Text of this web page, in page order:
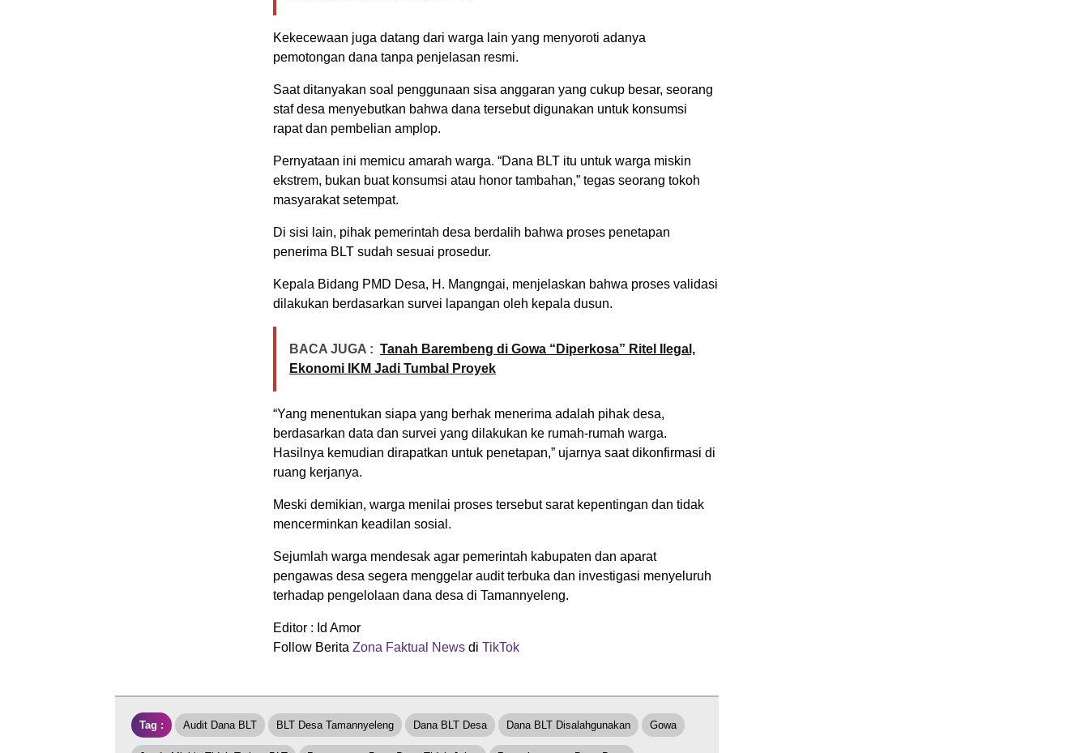
Kekecewaan juga datang dari warga lain yang menyoroti adanya
pemotongan dana tanpa penjelasan resmi.
Saat ditanyakan soal penggunaan sisa anggaran yang cukup besar, seorang
staf desa menyebutkan bahwa dana tersebut digunakan untuk konsumsi
rapat dan pembelian amplop.
Pernyataan ini memicu amarah warga. “Dana BLT itu untuk warga miskin
ekstrem, bukan buat konsumsi atau honor tambahan,” tegas seorang tokoh
masyarakat setempat.
Di sisi lain, pihak pemerintah desa berdalih bahwa proses penetapan
penerima BLT sudah sesuai prosedur.
Kepala Bidang PMD Desa, H. Mangngai, menjelaskan bahwa proses validasi
dilakukan berdasarkan survei lapangan oleh kepala dusun.
BACA JUGA : Tanah Barembeng di Gowa “Diperkosa” Ritel Ilegal,
Ekonomi IKM Jadi Tumbal Proyek
“Yang menentukan siapa yang berhak menerima adalah pihak desa,
berdasarkan data dan survei yang dilakukan ke rumah-rumah warga.
Hasilnya kemudian dirapatkan untuk penetapan,” ujarnya saat dikonfirmasi di
ruang kerjanya.
Meski demikian, warga menilai proses tersebut sarat kepentingan dan tidak
mencerminkan keadilan sosial.
Sejumlah warga mendesak agar pemerintah kabupaten dan aparat
pengawas desa segera menggelar audit terbuka dan investigasi menyeluruh
terhadap pengelolaan dana desa di Tamannyeleng.
Editor : Id Amor
Follow Berita Zona Faktual News di TikTok
Tag : Audit Dana BLT BLT Desa Tamannyeleng Dana BLT Desa Dana BLT Disalahgunakan Gowa